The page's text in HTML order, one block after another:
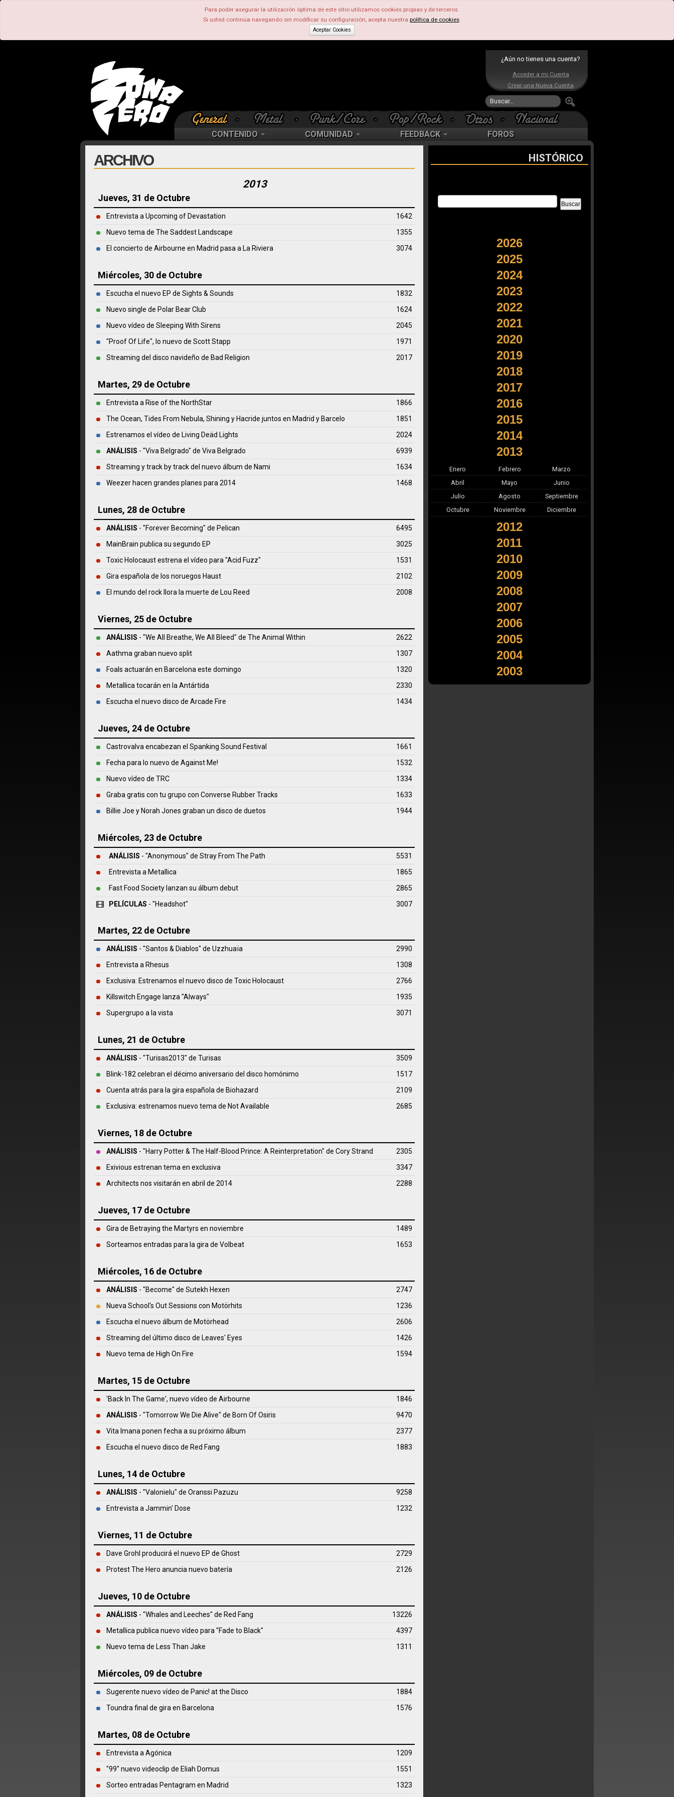
Para poder asegurar la utilización óptima de este sitio utilizamos cookies propias y de terceros.
Si usted continúa navegando sin modificar su configuración, acepta nuestra política de cookies.
Aceptar Cookies
¿Aún no tienes una cuenta?
Acceder a mi Cuenta
Crear una Nueva Cuenta
CONTENIDO COMUNIDAD FEEDBACK FOROS
ARCHIVO
2013
Jueves, 31 de Octubre
Entrevista a Upcoming of Devastation
1642
Nuevo tema de The Saddest Landscape
1355
El concierto de Airbourne en Madrid pasa a La Riviera
3074
Miércoles, 30 de Octubre
Escucha el nuevo EP de Sights & Sounds
1832
Nuevo single de Polar Bear Club
1624
Nuevo vídeo de Sleeping With Sirens
2045
"Proof Of Life", lo nuevo de Scott Stapp
1971
Streaming del disco navideño de Bad Religion
2017
Martes, 29 de Octubre
Entrevista a Rise of the NorthStar
1866
The Ocean, Tides From Nebula, Shining y Hacride juntos en Madrid y Barcelo
1851
Estrenamos el vídeo de Living Deäd Lights
2024
ANÁLISIS - "Viva Belgrado" de Viva Belgrado
6939
Streaming y track by track del nuevo álbum de Nami
1634
Weezer hacen grandes planes para 2014
1468
Lunes, 28 de Octubre
ANÁLISIS - "Forever Becoming" de Pelican
6495
MainBrain publica su segundo EP
3025
Toxic Holocaust estrena el vídeo para "Acid Fuzz"
1531
Gira española de los noruegos Haust
2102
El mundo del rock llora la muerte de Lou Reed
2008
Viernes, 25 de Octubre
ANÁLISIS - "We All Breathe, We All Bleed" de The Animal Within
2622
Aathma graban nuevo split
1307
Foals actuarán en Barcelona este domingo
1320
Metallica tocarán en la Antártida
2330
Escucha el nuevo disco de Arcade Fire
1434
Jueves, 24 de Octubre
Castrovalva encabezan el Spanking Sound Festival
1661
Fecha para lo nuevo de Against Me!
1532
Nuevo vídeo de TRC
1334
Graba gratis con tu grupo con Converse Rubber Tracks
1633
Billie Joe y Norah Jones graban un disco de duetos
1944
Miércoles, 23 de Octubre
ANÁLISIS - "Anonymous" de Stray From The Path
5531
Entrevista a Metallica
1865
Fast Food Society lanzan su álbum debut
2865
PELÍCULAS - "Headshot" 3007
Martes, 22 de Octubre
ANÁLISIS - "Santos & Diablos" de Uzzhuaïa
2990
Entrevista a Rhesus
1308
Exclusiva: Estrenamos el nuevo disco de Toxic Holocaust
2766
Killswitch Engage lanza "Always"
1935
Supergrupo a la vista
3071
Lunes, 21 de Octubre
ANÁLISIS - "Turisas2013" de Turisas
3509
Blink-182 celebran el décimo aniversario del disco homónimo
1517
Cuenta atrás para la gira española de Biohazard
2109
Exclusiva: estrenamos nuevo tema de Not Available
2685
Viernes, 18 de Octubre
ANÁLISIS - "Harry Potter & The Half-Blood Prince: A Reinterpretation" de Cory Strand
2305
Exivious estrenan tema en exclusiva
3347
Architects nos visitarán en abril de 2014
2288
Jueves, 17 de Octubre
Gira de Betraying the Martyrs en noviembre
1489
Sorteamos entradas para la gira de Volbeat
1653
Miércoles, 16 de Octubre
ANÁLISIS - "Become" de Sutekh Hexen
2747
Nueva School's Out Sessions con Motörhits
1236
Escucha el nuevo álbum de Motörhead
2606
Streaming del último disco de Leaves' Eyes
1426
Nuevo tema de High On Fire
1594
Martes, 15 de Octubre
'Back In The Game', nuevo vídeo de Airbourne
1846
ANÁLISIS - "Tomorrow We Die Alive" de Born Of Osiris
9470
Vita Imana ponen fecha a su próximo álbum
2377
Escucha el nuevo disco de Red Fang
1883
Lunes, 14 de Octubre
ANÁLISIS - "Valonielu" de Oranssi Pazuzu
9258
Entrevista a Jammin' Dose
1232
Viernes, 11 de Octubre
Dave Grohl producirá el nuevo EP de Ghost
2729
Protest The Hero anuncia nuevo batería
2126
Jueves, 10 de Octubre
ANÁLISIS - "Whales and Leeches" de Red Fang
13226
Metallica publica nuevo vídeo para "Fade to Black"
4397
Nuevo tema de Less Than Jake
1311
Miércoles, 09 de Octubre
Sugerente nuevo vídeo de Panic! at the Disco
1884
Toundra final de gira en Barcelona
1576
Martes, 08 de Octubre
Entrevista a Agónica
1209
"99" nuevo videoclip de Eliah Domus
1551
Sorteo entradas Pentagram en Madrid
1323
HISTÓRICO
2026
2025
2024
2023
2022
2021
2020
2019
2018
2017
2016
2015
2014
2013
Enero Febrero
Marzo
Abril
Mayo
Junio
Julio
Agosto
Septiembre
Octubre
Noviembre Diciembre
2012
2011
2010
2009
2008
2007
2006
2005
2004
2003